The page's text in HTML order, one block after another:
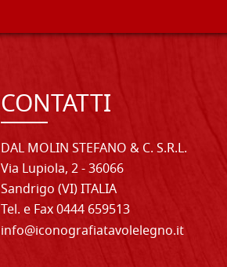
CONTATTI
DAL MOLIN STEFANO & C. S.R.L.
Via Lupiola, 2 - 36066
Sandrigo (VI) ITALIA
Tel. e Fax 0444 659513
info@iconografiatavolelegno.it